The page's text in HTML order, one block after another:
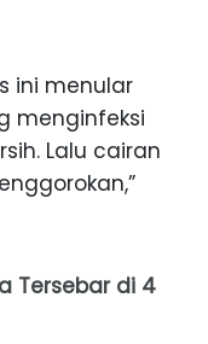
ini menular
menginfeksi
Lalu cairan
Tersebar di 4